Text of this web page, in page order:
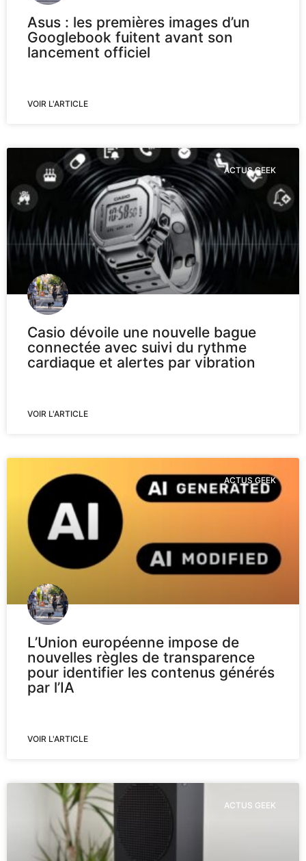
Asus : les premières images d’un
Googlebook fuitent avant son
lancement officiel
VOIR L'ARTICLE
ACTUS GEEK
Casio dévoile une nouvelle bague
connectée avec suivi du rythme
cardiaque et alertes par vibration
VOIR L'ARTICLE
ACTUS GEEK
L’Union européenne impose de
nouvelles règles de transparence
pour identifier les contenus générés
par l’IA
VOIR L'ARTICLE
ACTUS GEEK